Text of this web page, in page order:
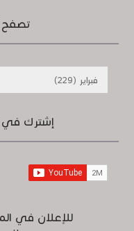
تصفح
إشترك في
للإعلان في